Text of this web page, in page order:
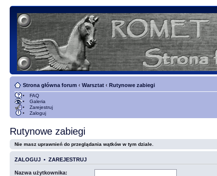
Strona główna forum ‹ Warsztat ‹ Rutynowe zabiegi
FAQ
Galeria
Zarejestruj
Zaloguj
Rutynowe zabiegi
Nie masz uprawnień do przeglądania wątków w tym dziale.
ZALOGUJ • ZAREJESTRUJ
Nazwa użytkownika: